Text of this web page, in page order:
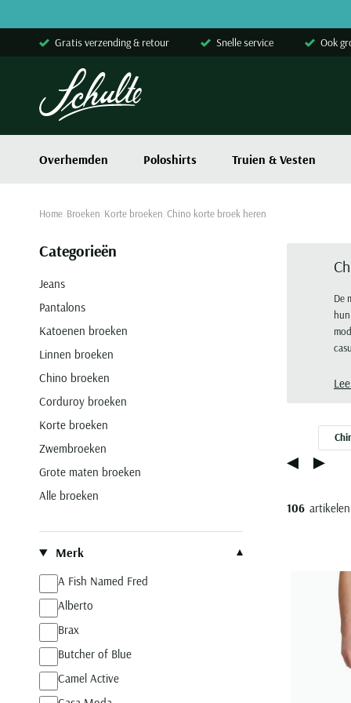
Gratis verzending & retour Snelle service Ook
Overhemden Poloshirts Truien & Vesten
Home Broeken Korte broeken Chino korte broek heren
De
Categorieën
Jeans
Pantalons
Katoenen broeken
Linnen broeken
Chino broeken
Corduroy broeken
Korte broeken
Zwembroeken
Grote maten broeken
Alle broeken
Merk
A Fish Named Fred
Alberto
Brax
Butcher of Blue
Camel Active
106 artikelen